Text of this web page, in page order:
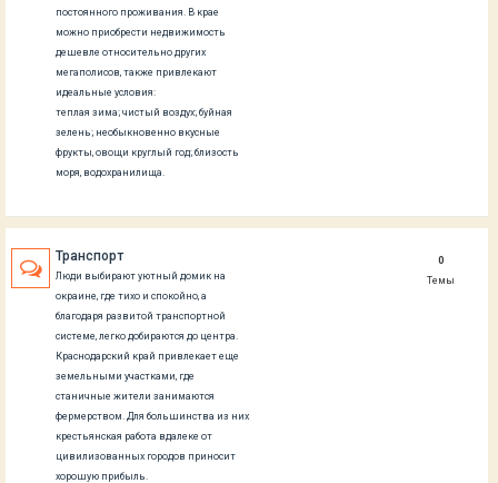
постоянного проживания. В крае
можно приобрести недвижимость
дешевле относительно других
мегаполисов, также привлекают
идеальные условия:
теплая зима; чистый воздух; буйная
зелень; необыкновенно вкусные
фрукты, овощи круглый год; близость
моря, водохранилища.
Транспорт
Люди выбирают уютный домик на
окраине, где тихо и спокойно, а
благодаря развитой транспортной
системе, легко добираются до центра.
Краснодарский край привлекает еще
земельными участками, где
станичные жители занимаются
фермерством. Для большинства из них
крестьянская работа вдалеке от
цивилизованных городов приносит
хорошую прибыль.
0
Темы